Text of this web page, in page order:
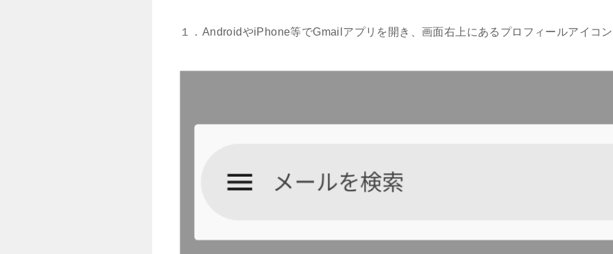
１．AndroidやiPhone等でGmailアプリを開き、画面右上にあるプロフィールアイコン